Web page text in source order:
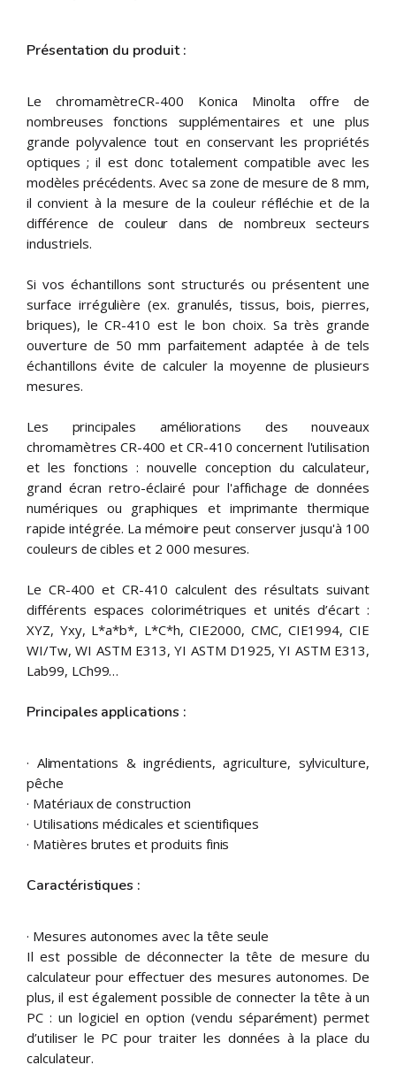
Présentation du produit :
Le chromamètreCR-400 Konica Minolta offre de
nombreuses fonctions supplémentaires et une plus
grande polyvalence tout en conservant les propriétés
optiques ; il est donc totalement compatible avec les
modèles précédents. Avec sa zone de mesure de 8 mm,
il convient à la mesure de la couleur réfléchie et de la
différence de couleur dans de nombreux secteurs
industriels.
Si vos échantillons sont structurés ou présentent une
surface irrégulière (ex. granulés, tissus, bois, pierres,
briques), le CR-410 est le bon choix. Sa très grande
ouverture de 50 mm parfaitement adaptée à de tels
échantillons évite de calculer la moyenne de plusieurs
mesures.
Les principales améliorations des nouveaux
chromamètres CR-400 et CR-410 concernent l'utilisation
et les fonctions : nouvelle conception du calculateur,
grand écran retro-éclairé pour l'affichage de données
numériques ou graphiques et imprimante thermique
rapide intégrée. La mémoire peut conserver jusqu'à 100
couleurs de cibles et 2 000 mesures.
Le CR-400 et CR-410 calculent des résultats suivant
différents espaces colorimétriques et unités d’écart :
XYZ, Yxy, L*a*b*, L*C*h, CIE2000, CMC, CIE1994, CIE
WI/Tw, WI ASTM E313, YI ASTM D1925, YI ASTM E313,
Lab99, LCh99…
Principales applications :
· Alimentations & ingrédients, agriculture, sylviculture,
pêche
· Matériaux de construction
· Utilisations médicales et scientifiques
· Matières brutes et produits finis
Caractéristiques :
· Mesures autonomes avec la tête seule
Il est possible de déconnecter la tête de mesure du
calculateur pour effectuer des mesures autonomes. De
plus, il est également possible de connecter la tête à un
PC : un logiciel en option (vendu séparément) permet
d’utiliser le PC pour traiter les données à la place du
calculateur.